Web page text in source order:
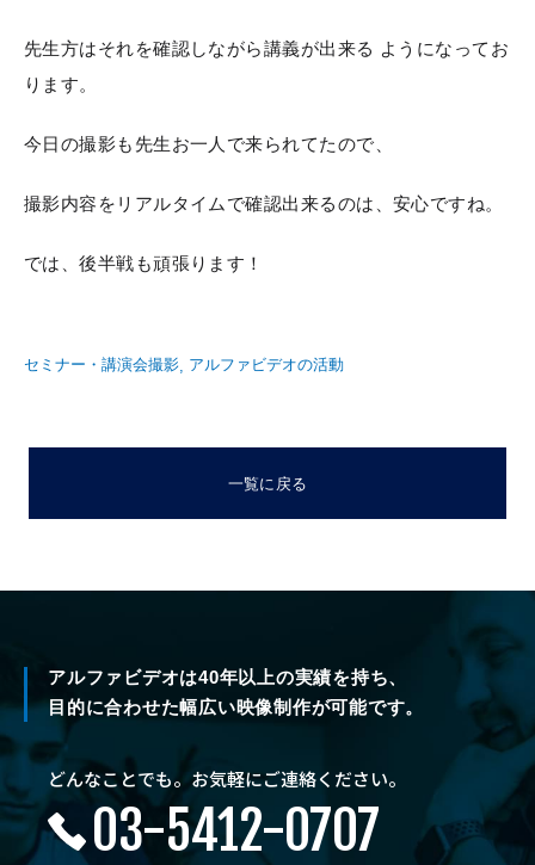
先生方はそれを確認しながら講義が出来る ようになってお
ります。
今日の撮影も先生お一人で来られてたので、
撮影内容をリアルタイムで確認出来るのは、安心ですね。
では、後半戦も頑張ります！
セミナー・講演会撮影 アルファビデオの活動
一覧に戻る
アルファビデオは40年以上の実績を持ち、
目的に合わせた幅広い映像制作が可能です。
どんなことでも。お気軽にご連絡ください。
03-5412-0707